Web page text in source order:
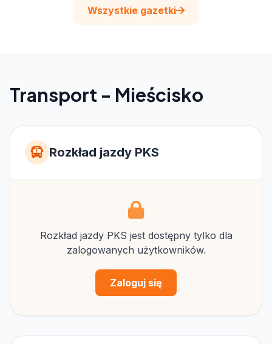
Wszystkie gazetki
Transport - Mieścisko
Rozkład jazdy PKS
Rozkład jazdy PKS jest dostępny tylko dla
zalogowanych użytkowników.
Zaloguj się